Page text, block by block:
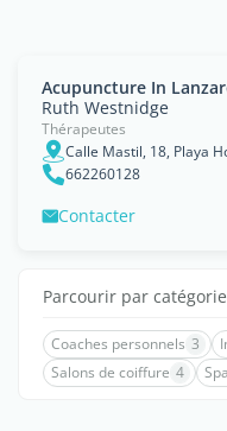
Acupuncture In
Ruth Westnidge
Thérapeutes
Calle Mastil, 18, Playa
662260128
Contacter
Parcourir par
Coaches personnels 3
Salons de coiffure 4